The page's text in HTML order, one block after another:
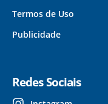
Termos de Uso
Publicidade
Redes Sociais